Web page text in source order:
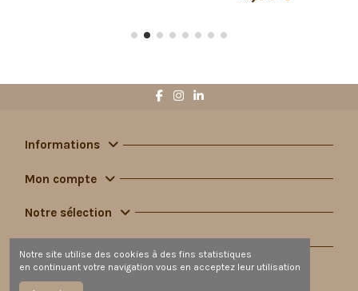
Informations
Mon compte
Notre sélection
Notre site utilise des cookies à des fins statistiques
en continuant votre navigation vous en acceptez leur utilisation